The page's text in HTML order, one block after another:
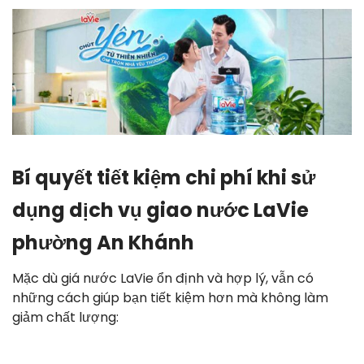
Bí quyết tiết kiệm chi phí khi sử
dụng dịch vụ giao nước LaVie
phường An Khánh
Mặc dù giá nước LaVie ổn định và hợp lý, vẫn có
những cách giúp bạn tiết kiệm hơn mà không làm
giảm chất lượng: